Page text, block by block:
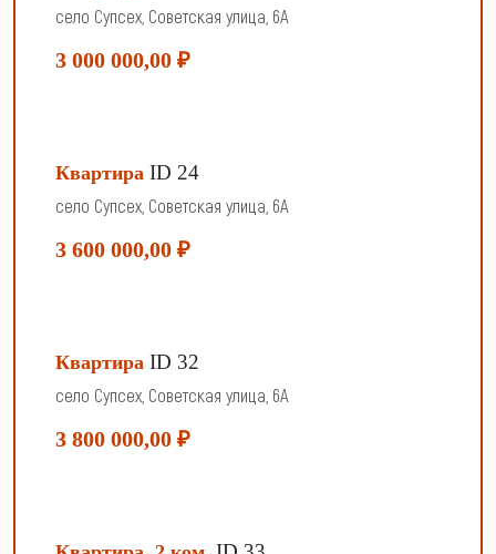
село Супсех, Советская улица, 6А
3 000 000,00 ₽
Квартира ID 24
село Супсех, Советская улица, 6А
3 600 000,00 ₽
Квартира ID 32
село Супсех, Советская улица, 6А
3 800 000,00 ₽